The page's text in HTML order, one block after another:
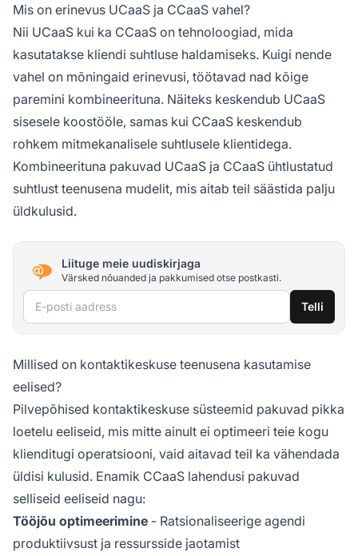
Mis on erinevus UCaaS ja CCaaS vahel?
Nii UCaaS kui ka CCaaS on tehnoloogiad, mida
kasutatakse kliendi suhtluse haldamiseks. Kuigi nende
vahel on mõningaid erinevusi, töötavad nad kõige
paremini kombineerituna. Näiteks keskendub UCaaS
sisesele koostööle, samas kui CCaaS keskendub
rohkem mitmekanalisele suhtlusele klientidega.
Kombineerituna pakuvad UCaaS ja CCaaS ühtlustatud
suhtlust teenusena mudelit, mis aitab teil säästida palju
üldkulusid.
Liituge meie uudiskirjaga
Värsked nõuanded ja pakkumised otse postkasti.
E-posti aadress Telli
Millised on kontaktikeskuse teenusena kasutamise
eelised?
Pilvepõhised kontaktikeskuse süsteemid pakuvad pikka
loetelu eeliseid, mis mitte ainult ei optimeeri teie kogu
klienditugi operatsiooni, vaid aitavad teil ka vähendada
üldisi kulusid. Enamik CCaaS lahendusi pakuvad
selliseid eeliseid nagu:
Tööjõu optimeerimine - Ratsionaliseerige agendi
produktiivsust ja ressursside jaotamist